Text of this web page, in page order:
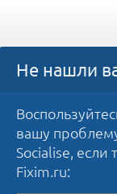
Не нашли
вашу
Socialise, если
Fixim.ru: